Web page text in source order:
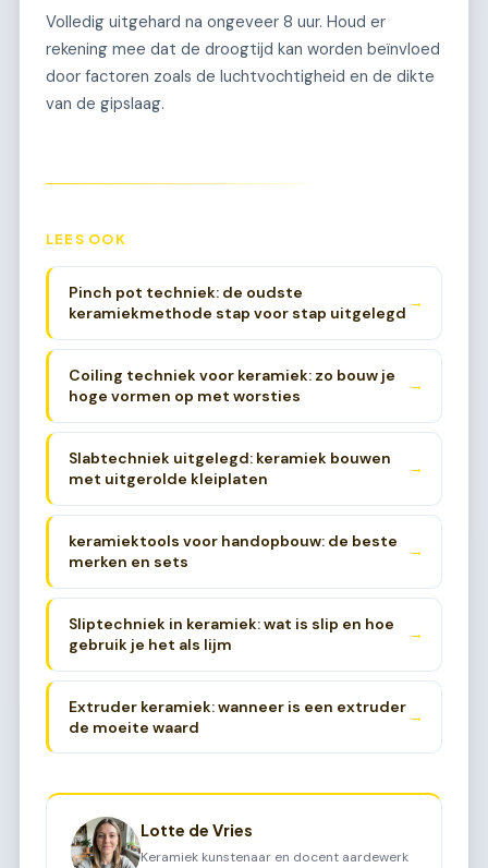
Volledig uitgehard na ongeveer 8 uur. Houd er
rekening mee dat de droogtijd kan worden beïnvloed
door factoren zoals de luchtvochtigheid en de dikte
van de gipslaag.
LEES OOK
Pinch pot techniek: de oudste
keramiekmethode stap voor stap uitgelegd
→
Coiling techniek voor keramiek: zo bouw je
hoge vormen op met worsties
→
Slabtechniek uitgelegd: keramiek bouwen
met uitgerolde kleiplaten
→
keramiektools voor handopbouw: de beste
merken en sets
→
Sliptechniek in keramiek: wat is slip en hoe
gebruik je het als lijm
→
Extruder keramiek: wanneer is een extruder
de moeite waard
→
Lotte de Vries
Keramiek kunstenaar en docent aardewerk